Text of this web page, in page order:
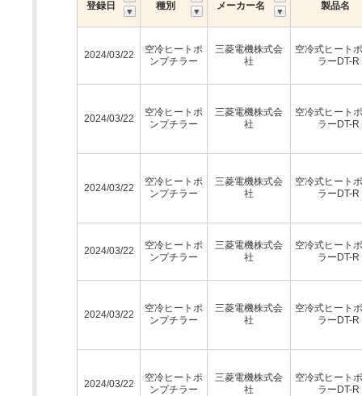
登録日 種別 メーカー名 製品名
2024/03/22
空冷ヒートポ
ンプチラー
三菱電機株式会
社
空冷式ヒート
ラーDT-
2024/03/22
空冷ヒートポ
ンプチラー
三菱電機株式会
社
空冷式ヒート
ラーDT-
2024/03/22
空冷ヒートポ
ンプチラー
三菱電機株式会
社
空冷式ヒート
ラーDT-
2024/03/22
空冷ヒートポ
ンプチラー
三菱電機株式会
社
空冷式ヒート
ラーDT-
2024/03/22
空冷ヒートポ
ンプチラー
三菱電機株式会
社
空冷式ヒート
ラーDT-
2024/03/22
空冷ヒートポ
ンプチラー
三菱電機株式会
社
空冷式ヒート
ラーDT-